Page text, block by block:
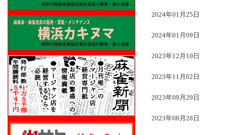
2024年01月25日
2024年01月09日
2023年12月10日
2023年11月02日
2023年09月29日
2023年08月28日